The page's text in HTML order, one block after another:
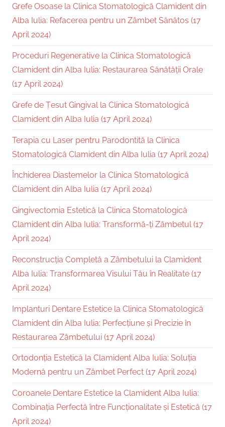
Grefe Osoase la Clinica Stomatologică Clamident din
Alba Iulia: Refacerea pentru un Zâmbet Sănătos (17
April 2024)
Proceduri Regenerative la Clinica Stomatologică
Clamident din Alba Iulia: Restaurarea Sănătății Orale
(17 April 2024)
Grefe de Țesut Gingival la Clinica Stomatologică
Clamident din Alba Iulia (17 April 2024)
Terapia cu Laser pentru Parodontită la Clinica
Stomatologică Clamident din Alba Iulia (17 April 2024)
Închiderea Diastemelor la Clinica Stomatologică
Clamident din Alba Iulia (17 April 2024)
Gingivectomia Estetică la Clinica Stomatologică
Clamident din Alba Iulia: Transformă-ți Zâmbetul (17
April 2024)
Reconstrucția Completă a Zâmbetului la Clamident
Alba Iulia: Transformarea Visului Tău în Realitate (17
April 2024)
Implanturi Dentare Estetice la Clinica Stomatologică
Clamident din Alba Iulia: Perfecțiune și Precizie în
Restaurarea Zâmbetului (17 April 2024)
Ortodonția Estetică la Clamident Alba Iulia: Soluția
Modernă pentru un Zâmbet Perfect (17 April 2024)
Coroanele Dentare Estetice la Clamident Alba Iulia:
Combinația Perfectă între Funcționalitate și Estetică (17
April 2024)